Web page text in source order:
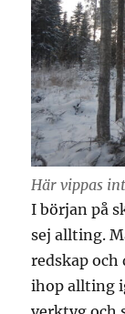
Här vippas
I början på
sej allting.
redskap
ihop allting